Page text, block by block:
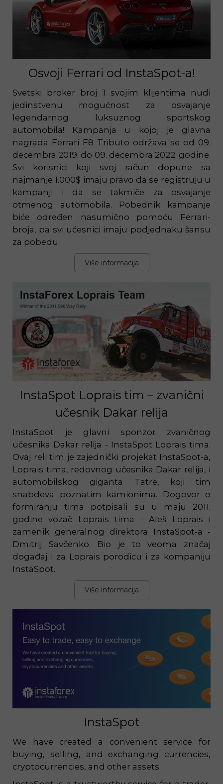
Osvoji Ferrari od InstaSpot-a!
Svetski broker broj 1 svojim klijentima nudi
jedinstvenu mogućnost za osvajanje
legendarnog luksuznog sportskog
automobila! Kampanja u kojoj je glavna
nagrada Ferrari F8 Tributo održava se od 09.
decembra 2019. do 09. decembra 2022. godine.
Svi korisnici koji svoj račun dopune sa
najmanje 1.000$ imaju pravo da se registruju u
kampanji i da se takmiče za osvajanje
otmenog automobila. Pobednik kampanje
biće određen nasumično pomoću Ferrari-
broja, pa svi učesnici imaju podjednaku šansu
za pobedu.
Više informacija
InstaSpot Loprais tim – zvanični
učesnik Dakar relija
InstaSpot je glavni sponzor zvaničnog
učesnika Dakar relija - InstaSpot Loprais tima.
Ovaj reli tim je zajednički projekat InstaSpot-a,
Loprais tima, redovnog učesnika Dakar relija, i
automobilskog giganta Tatre, koji tim
snabdeva poznatim kamionima. Dogovor o
formiranju tima potpisali su u maju 2011.
godine vozač Loprais tima - Aleš Loprais i
zamenik generalnog direktora InstaSpot-a -
Dmitrij Savčenko. Bio je to veoma značaj
događaj i za Loprais porodicu i za kompaniju
InstaSpot.
Više informacija
InstaSpot
We have created a convenient service for
buying, selling, and exchanging currencies,
cryptocurrencies, and other assets.